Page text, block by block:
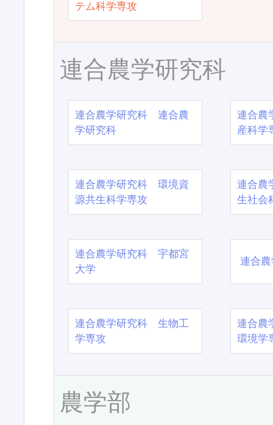
テム科学専攻
連合農学研究科
連合農学研究科 連合農
学研究科
連合農
産科学
連合農学研究科 環境資
源共生科学専攻
連合農
生社会
連合農学研究科 宇都宮
大学
連合
連合農学研究科 生物工
学専攻
連合農
環境学
農学部